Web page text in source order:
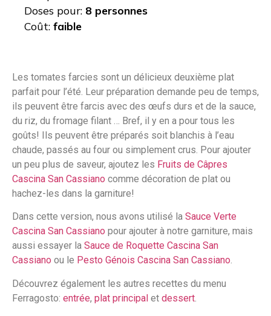
Doses pour: 8 personnes
Coût: faible
Les tomates farcies sont un délicieux deuxième plat
parfait pour l’été. Leur préparation demande peu de temps,
ils peuvent être farcis avec des œufs durs et de la sauce,
du riz, du fromage filant … Bref, il y en a pour tous les
goûts! Ils peuvent être préparés soit blanchis à l’eau
chaude, passés au four ou simplement crus. Pour ajouter
un peu plus de saveur, ajoutez les Fruits de Câpres
Cascina San Cassiano comme décoration de plat ou
hachez-les dans la garniture!
Dans cette version, nous avons utilisé la Sauce Verte
Cascina San Cassiano pour ajouter à notre garniture, mais
aussi essayer la Sauce de Roquette Cascina San
Cassiano ou le Pesto Génois Cascina San Cassiano.
Découvrez également les autres recettes du menu
Ferragosto: entrée, plat principal et dessert